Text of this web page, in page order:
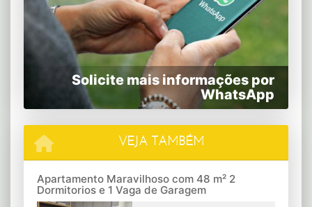
Solicite mais informações por
WhatsApp
VEJA TAMBÉM
Apartamento Maravilhoso com 48 m² 2
Dormitorios e 1 Vaga de Garagem